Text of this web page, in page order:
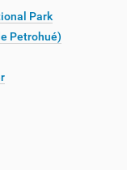
Park
Petrohué)